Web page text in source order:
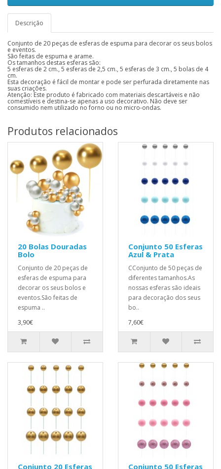
Descrição
Conjunto de 20 peças de esferas de espuma para decorar os seus bolos
e eventos.
São feitas de espuma e arame.
Os tamanhos destas esferas são:
5 esferas de 2 cm., 5 esferas de 2,5 cm., 5 esferas de 3 cm., 5 bolas de 4
cm.
Esta decoração é fácil de montar e pode ser perfurada diretamente nas
suas criações.
Atenção: Este produto é fabricado com materiais descartáveis e não
comestíveis e destina-se apenas a uso decorativo. Não deve ser
consumido nem utilizado no forno ou no micro-ondas.
Produtos relacionados
20 Bolas Douradas
Bolo
Conjunto de 20 peças de
esferas de espuma para
decorar os seus bolos e
eventos.São feitas de
espuma ..
3,90€
Conjunto 50 Esferas
Azul & Prata
CConjunto de 50 peças de
diferentes tamanhos.As
nossas esferas são ideais
para decoração dos seus
bo..
7,60€
Conjunto 20 Esferas
Conjunto 50 Esferas